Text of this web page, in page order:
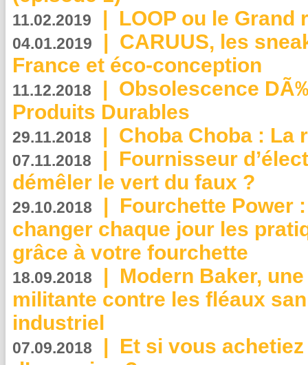
11.02.2019 | LOOP ou le Grand
04.01.2019 | CARUUS, les
France et éco-conception
11.12.2018 | Obsolescence
Produits Durables
29.11.2018 | Choba Choba : La
07.11.2018 | Fournisseur
démêler le vert du faux ?
29.10.2018 | Fourchette Power
changer chaque jour les
grâce à votre fourchette
18.09.2018 | Modern Baker,
militante contre les fléaux
industriel
07.09.2018 | Et si vous